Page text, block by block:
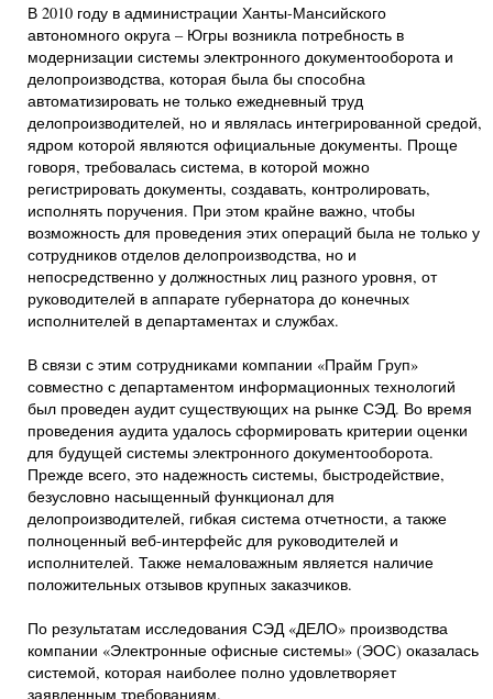
В 2010 году в администрации Ханты-Мансийского
автономного округа – Югры возникла потребность в
модернизации системы электронного документооборота и
делопроизводства, которая была бы способна
автоматизировать не только ежедневный труд
делопроизводителей, но и являлась интегрированной средой,
ядром которой являются официальные документы. Проще
говоря, требовалась система, в которой можно
регистрировать документы, создавать, контролировать,
исполнять поручения. При этом крайне важно, чтобы
возможность для проведения этих операций была не только у
сотрудников отделов делопроизводства, но и
непосредственно у должностных лиц разного уровня, от
руководителей в аппарате губернатора до конечных
исполнителей в департаментах и службах.
В связи с этим сотрудниками компании «Прайм Груп»
совместно с департаментом информационных технологий
был проведен аудит существующих на рынке СЭД. Во время
проведения аудита удалось сформировать критерии оценки
для будущей системы электронного документооборота.
Прежде всего, это надежность системы, быстродействие,
безусловно насыщенный функционал для
делопроизводителей, гибкая система отчетности, а также
полноценный веб-интерфейс для руководителей и
исполнителей. Также немаловажным является наличие
положительных отзывов крупных заказчиков.
По результатам исследования СЭД «ДЕЛО» производства
компании «Электронные офисные системы» (ЭОС) оказалась
системой, которая наиболее полно удовлетворяет
заявленным требованиям.